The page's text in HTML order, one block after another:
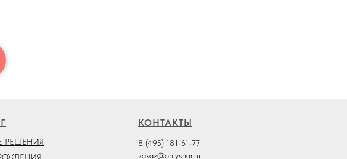
РЕШЕНИЯ
КОНТАКТЫ
8 (495) 181-61-77
zakaz@onlyshar.ru